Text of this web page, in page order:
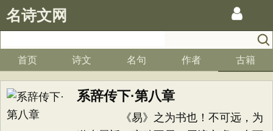
名诗文网
首页 诗文 名句 作者 古籍
系辞传下·第八章
《易》之为书也！不可远，为